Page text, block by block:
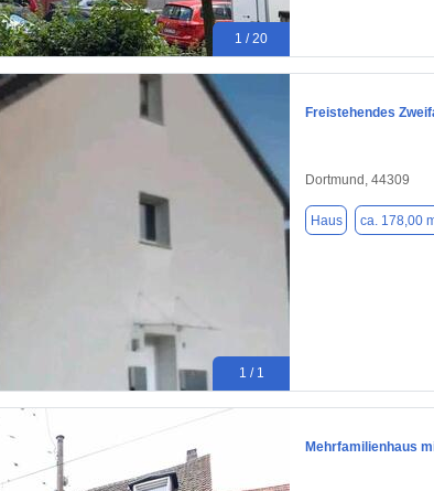
1 / 20
1 / 1
Freistehendes
Dortmund, 44309
Haus ca. 178,00
Mehrfamilienhaus